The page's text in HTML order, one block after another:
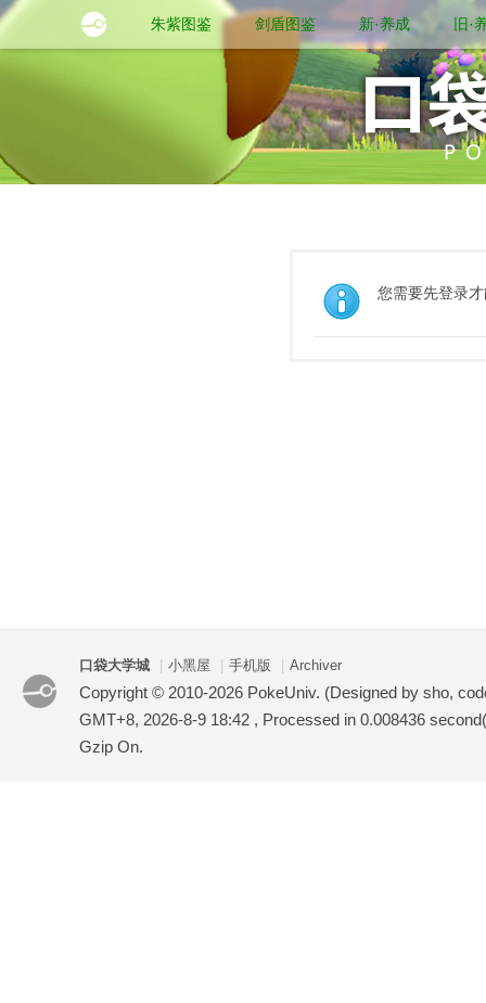
朱紫图鉴 剑盾图鉴 新·养成 旧·
您需要先登录
口袋大学城 小黑屋 手机版 Archiver
Copyright © 2010-2026 PokeUniv. (Designed by sho,
GMT+8, 2026-8-9 18:42 , Processed in 0.008436
Gzip On.